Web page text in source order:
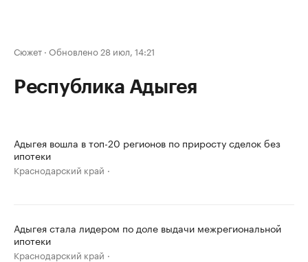
Сюжет · Обновлено 28 июл, 14:21
Республика Адыгея
Адыгея вошла в топ-20 регионов по приросту сделок без
ипотеки
Краснодарский край
Адыгея стала лидером по доле выдачи межрегиональной
ипотеки
Краснодарский край